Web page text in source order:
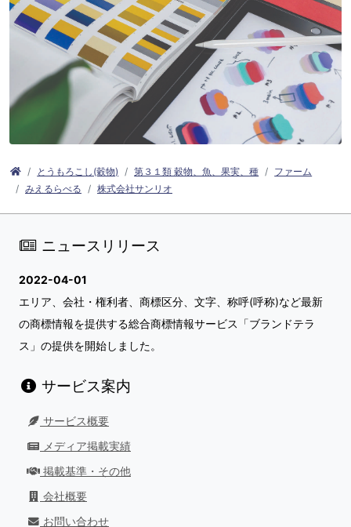
とうもろこし(穀物) 第３１類 穀物、魚、果実、種
ファーム
みえるらべる
株式会社サンリオ
ニュースリリース
2022-04-01
エリア、会社・権利者、商標区分、文字、称呼(呼称)など最新
の商標情報を提供する総合商標情報サービス「ブランドテラ
ス」の提供を開始しました。
サービス案内
サービス概要
メディア掲載実績
掲載基準・その他
会社概要
お問い合わせ